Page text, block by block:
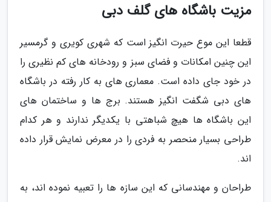
مزیت باشگاه های گلف دبی
قطعا این موع حیرت انگیز است که شهری کویری و گرمسیر
این چنین امکانات و فضای سبز و رودخانه های کم نظیری را
در خود جای داده است. معماری های به کار رفته در باشگاه
های دبی شگفت انگیز هستند. برج ها و ساختمان های
این باشگاه ها هیچ شباهتی با یکدیگر ندارند و هر کدام
طراحی بسیار منحصر به فردی را در معرض نمایش قرار داده
اند.
طراحان و مهندسانی که این سازه ها را تعبیه نموده اند، به